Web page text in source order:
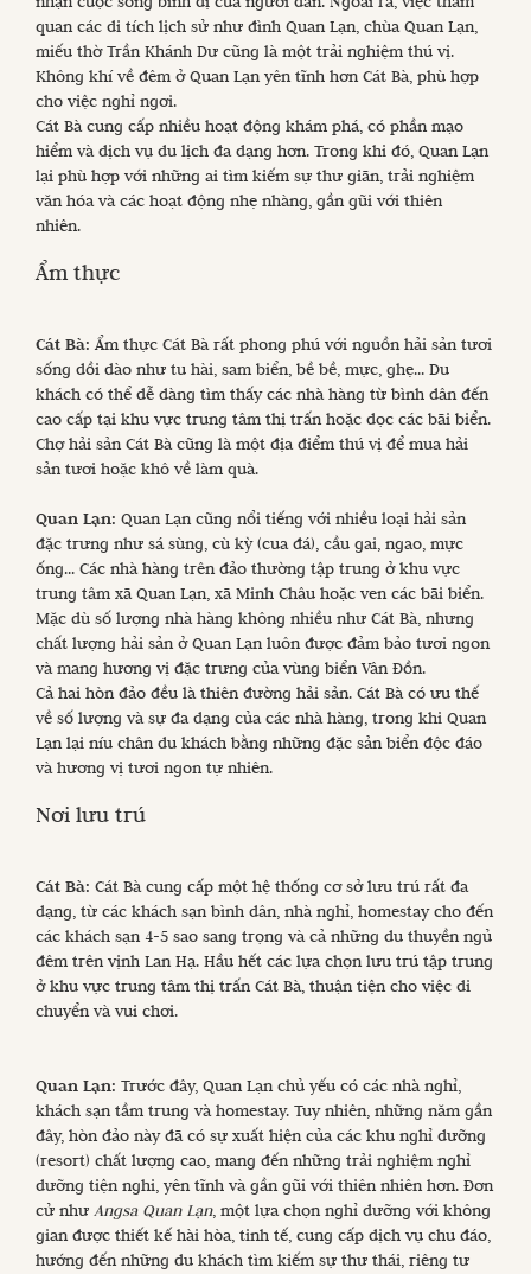
quan các di tích lịch sử như đình Quan Lạn, chùa Quan Lạn,
miếu thờ Trần Khánh Dư cũng là một trải nghiệm thú vị.
Không khí về đêm ở Quan Lạn yên tĩnh hơn Cát Bà, phù hợp
cho việc nghỉ ngơi.
Cát Bà cung cấp nhiều hoạt động khám phá, có phần mạo
hiểm và dịch vụ du lịch đa dạng hơn. Trong khi đó, Quan Lạn
lại phù hợp với những ai tìm kiếm sự thư giãn, trải nghiệm
văn hóa và các hoạt động nhẹ nhàng, gần gũi với thiên
nhiên.
Ẩm thực
Cát Bà: Ẩm thực Cát Bà rất phong phú với nguồn hải sản tươi
sống dồi dào như tu hài, sam biển, bề bề, mực, ghẹ... Du
khách có thể dễ dàng tìm thấy các nhà hàng từ bình dân đến
cao cấp tại khu vực trung tâm thị trấn hoặc dọc các bãi biển.
Chợ hải sản Cát Bà cũng là một địa điểm thú vị để mua hải
sản tươi hoặc khô về làm quà.
Quan Lạn: Quan Lạn cũng nổi tiếng với nhiều loại hải sản
đặc trưng như sá sùng, cù kỳ (cua đá), cầu gai, ngao, mực
ống... Các nhà hàng trên đảo thường tập trung ở khu vực
trung tâm xã Quan Lạn, xã Minh Châu hoặc ven các bãi biển.
Mặc dù số lượng nhà hàng không nhiều như Cát Bà, nhưng
chất lượng hải sản ở Quan Lạn luôn được đảm bảo tươi ngon
và mang hương vị đặc trưng của vùng biển Vân Đồn.
Cả hai hòn đảo đều là thiên đường hải sản. Cát Bà có ưu thế
về số lượng và sự đa dạng của các nhà hàng, trong khi Quan
Lạn lại níu chân du khách bằng những đặc sản biển độc đáo
và hương vị tươi ngon tự nhiên.
Nơi lưu trú
Cát Bà: Cát Bà cung cấp một hệ thống cơ sở lưu trú rất đa
dạng, từ các khách sạn bình dân, nhà nghỉ, homestay cho đến
các khách sạn 4-5 sao sang trọng và cả những du thuyền ngủ
đêm trên vịnh Lan Hạ. Hầu hết các lựa chọn lưu trú tập trung
ở khu vực trung tâm thị trấn Cát Bà, thuận tiện cho việc di
chuyển và vui chơi.
Quan Lạn: Trước đây, Quan Lạn chủ yếu có các nhà nghỉ,
khách sạn tầm trung và homestay. Tuy nhiên, những năm gần
đây, hòn đảo này đã có sự xuất hiện của các khu nghỉ dưỡng
(resort) chất lượng cao, mang đến những trải nghiệm nghỉ
dưỡng tiện nghi, yên tĩnh và gần gũi với thiên nhiên hơn. Đơn
cử như Angsa Quan Lạn, một lựa chọn nghỉ dưỡng với không
gian được thiết kế hài hòa, tinh tế, cung cấp dịch vụ chu đáo,
hướng đến những du khách tìm kiếm sự thư thái, riêng tư